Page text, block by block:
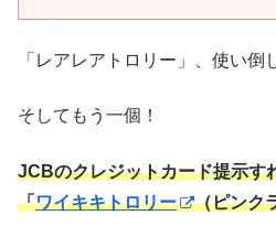
「レアレアトロリー」、使い倒
そしてもう一個！
JCBのクレジットカード提示す
「ワイキキトロリー （ピンク